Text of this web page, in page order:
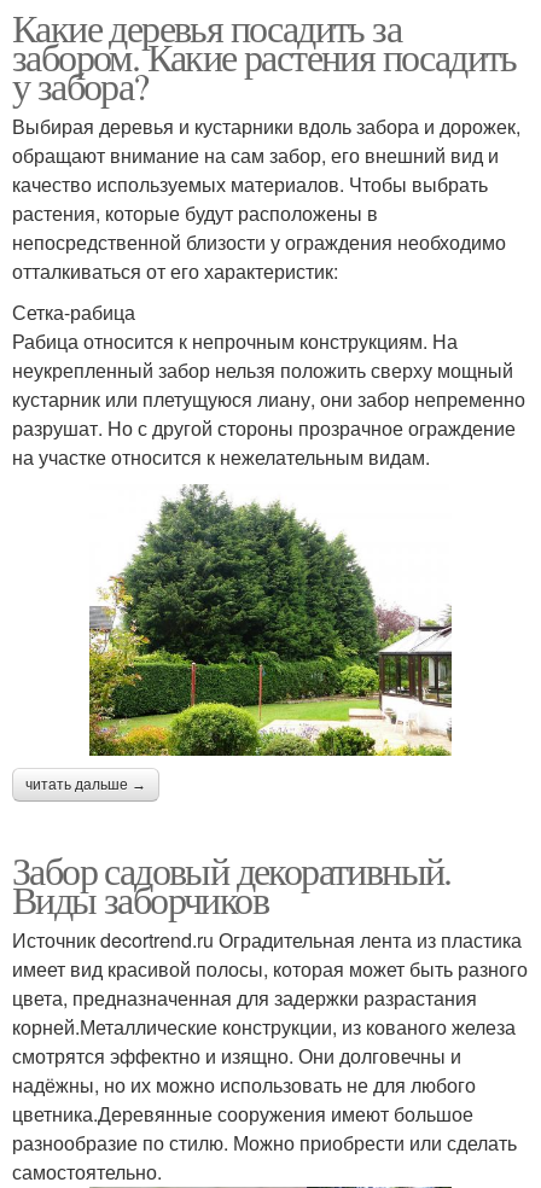
Какие деревья посадить за
забором. Какие растения посадить
у забора?
Выбирая деревья и кустарники вдоль забора и дорожек,
обращают внимание на сам забор, его внешний вид и
качество используемых материалов. Чтобы выбрать
растения, которые будут расположены в
непосредственной близости у ограждения необходимо
отталкиваться от его характеристик:
Сетка-рабица
Рабица относится к непрочным конструкциям. На
неукрепленный забор нельзя положить сверху мощный
кустарник или плетущуюся лиану, они забор непременно
разрушат. Но с другой стороны прозрачное ограждение
на участке относится к нежелательным видам.
читать дальше →
Забор садовый декоративный.
Виды заборчиков
Источник decortrend.ru Оградительная лента из пластика
имеет вид красивой полосы, которая может быть разного
цвета, предназначенная для задержки разрастания
корней.Металлические конструкции, из кованого железа
смотрятся эффектно и изящно. Они долговечны и
надёжны, но их можно использовать не для любого
цветника.Деревянные сооружения имеют большое
разнообразие по стилю. Можно приобрести или сделать
самостоятельно.